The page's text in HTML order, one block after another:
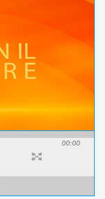
00:00